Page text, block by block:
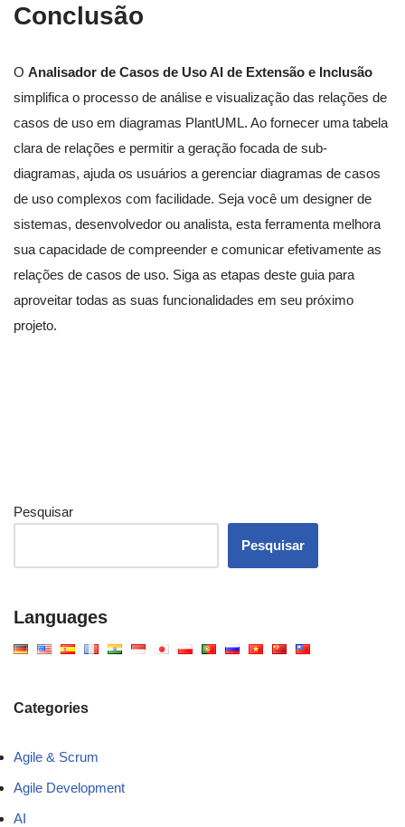
Conclusão
O Analisador de Casos de Uso AI de Extensão e Inclusão
simplifica o processo de análise e visualização das relações de
casos de uso em diagramas PlantUML. Ao fornecer uma tabela
clara de relações e permitir a geração focada de sub-
diagramas, ajuda os usuários a gerenciar diagramas de casos
de uso complexos com facilidade. Seja você um designer de
sistemas, desenvolvedor ou analista, esta ferramenta melhora
sua capacidade de compreender e comunicar efetivamente as
relações de casos de uso. Siga as etapas deste guia para
aproveitar todas as suas funcionalidades em seu próximo
projeto.
Pesquisar
Pesquisar
Languages
Categories
Agile & Scrum
Agile Development
AI